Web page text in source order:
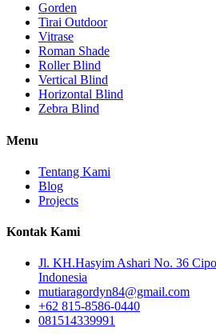
Gorden
Tirai Outdoor
Vitrase
Roman Shade
Roller Blind
Vertical Blind
Horizontal Blind
Zebra Blind
Menu
Tentang Kami
Blog
Projects
Kontak Kami
Jl. KH.Hasyim Ashari No. 36
Indonesia
mutiaragordyn84@gmail.com
+62 815-8586-0440
081514339991